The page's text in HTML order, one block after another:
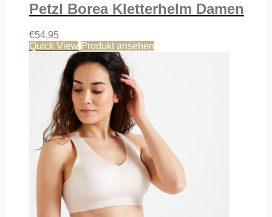
Petzl Borea Kletterhelm Damen
€54,95
Quick View Produkt ansehen